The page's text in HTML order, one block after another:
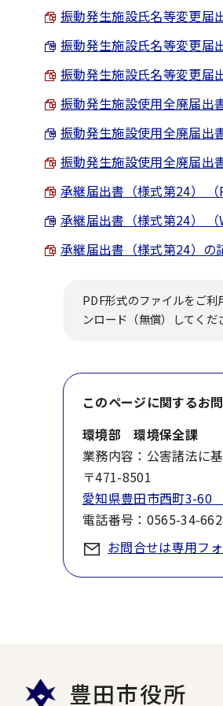
振動発生施設氏名等変更届
振動発生施設氏名等変更届
振動発生施設氏名等変更届
振動発生施設使用全廃届出
振動発生施設使用全廃届出
振動発生施設使用全廃届出
承継届出書（様式第24） （
承継届出書（様式第24） （
承継届出書（様式第24）の
PDF形式のファイルをご
ンロード（無償）してくだ
このページに関するお
環境部 環境保全課
業務内容：公害諸法に
〒471-8501
愛知県豊田市西町3-60
電話番号：0565-34-
お問合せは専用フ
豊田市役所